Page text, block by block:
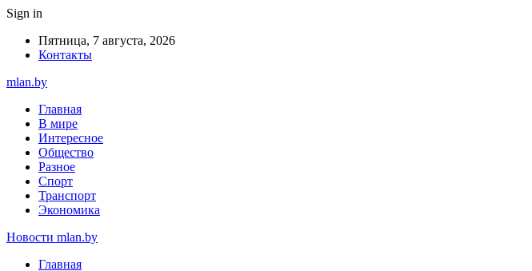
Sign in
Пятница, 7 августа, 2026
Контакты
mlan.by
Главная
В мире
Интересное
Общество
Разное
Спорт
Транспорт
Экономика
Новости mlan.by
Главная